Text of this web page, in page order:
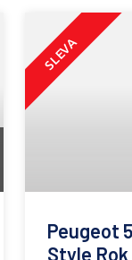
SLEVA
Peugeot
Style Rok